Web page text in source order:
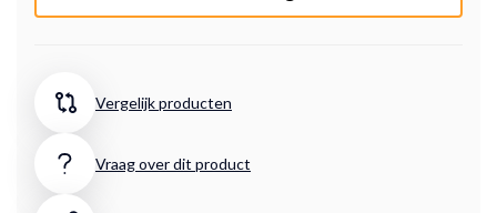
Vergelijk producten
Vraag over dit product